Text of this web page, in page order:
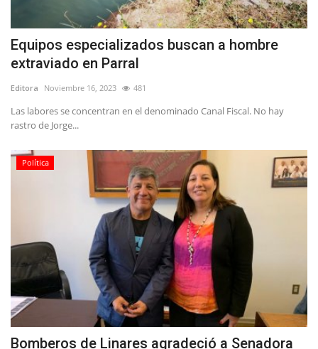
Equipos especializados buscan a hombre
extraviado en Parral
Editora Noviembre 16, 2023 481
Las labores se concentran en el denominado Canal Fiscal. No hay
rastro de Jorge...
Política
Bomberos de Linares agradeció a Senadora